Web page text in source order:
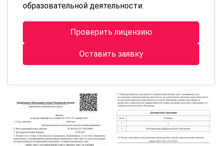
образовательной деятельности.
Проверить лицензию
Оставить заявку